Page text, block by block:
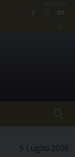
5 Luglio 2026